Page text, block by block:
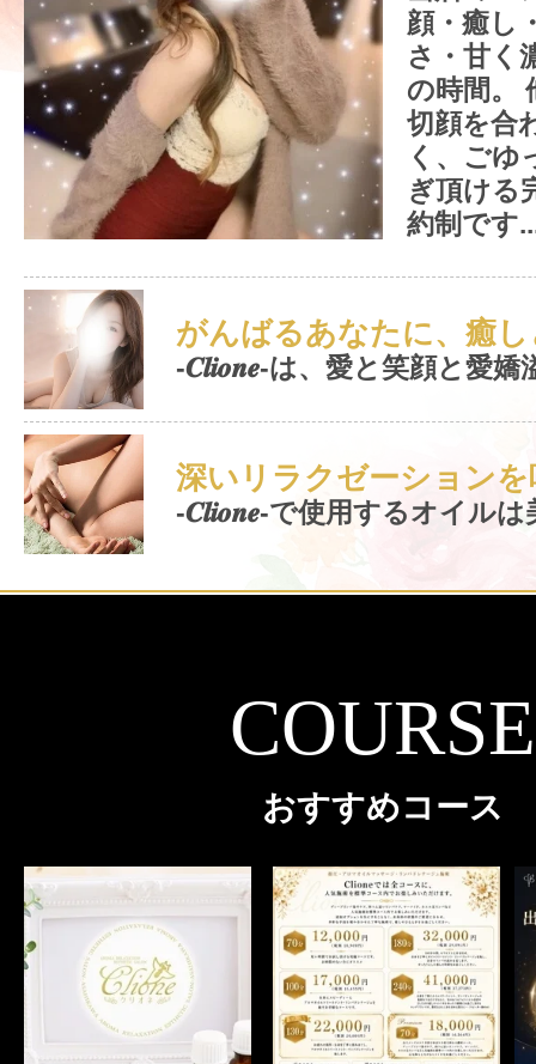
顔・癒し
さ・甘く
の時間。
切顔を合
く、ごゆ
ぎ頂ける
約制です
がんばるあなたに、癒
-𝑪𝒍𝒊𝒐𝒏𝒆-は、愛と笑顔と愛嬌
深いリラクゼーション
-𝑪𝒍𝒊𝒐𝒏𝒆-で使用するオイルは
COURSE
おすすめコース